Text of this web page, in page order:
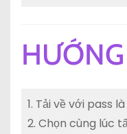
1. Tải về với pass
2. Chọn cùng lúc